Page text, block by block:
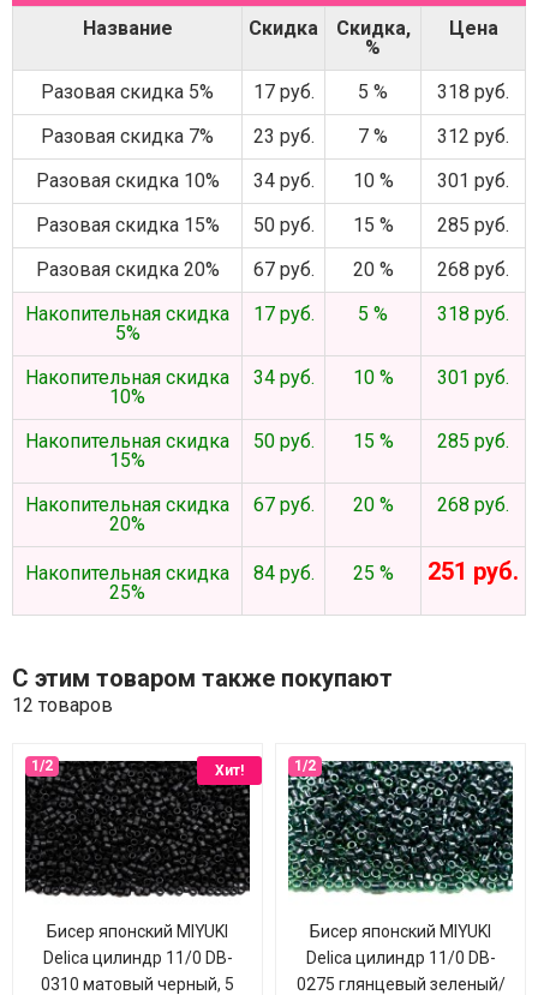
Название Скидка
Скидка,
%
Цена
Разовая скидка 5% 17 руб. 5 %
318 руб.
Разовая скидка 7%
23 руб. 7 %
312 руб.
Разовая скидка 10%
34 руб. 10 %
301 руб.
Разовая скидка 15%
50 руб. 15 %
285 руб.
Разовая скидка 20%
67 руб. 20 %
268 руб.
Накопительная скидка
5%
17 руб. 5 % 318 руб.
Накопительная скидка
10%
34 руб. 10 % 301 руб.
Накопительная скидка
15%
50 руб. 15 % 285 руб.
Накопительная скидка
20%
67 руб. 20 % 268 руб.
Накопительная скидка
25%
84 руб. 25 % 251 руб.
С этим товаром также покупают
12 товаров
Хит!
Бисер японский MIYUKI
Delica цилиндр 11/0 DB-
0310 матовый черный, 5
Бисер японский MIYUKI
Delica цилиндр 11/0 DB-
0275 глянцевый зеленый/